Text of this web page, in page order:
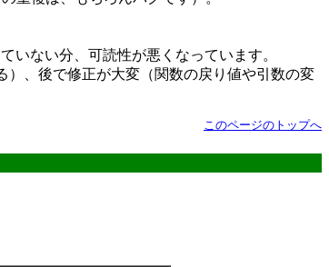
いない分、可読性が悪くなっています。
）、後で修正が大変（関数の戻り値や引数の変
このページのトップへ